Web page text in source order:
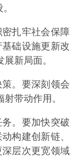
扎牢社会保障
础设施更新改
新局面。
。要深刻领会
带动作用。
。要加快突破
构建创新链、
层次更宽领域